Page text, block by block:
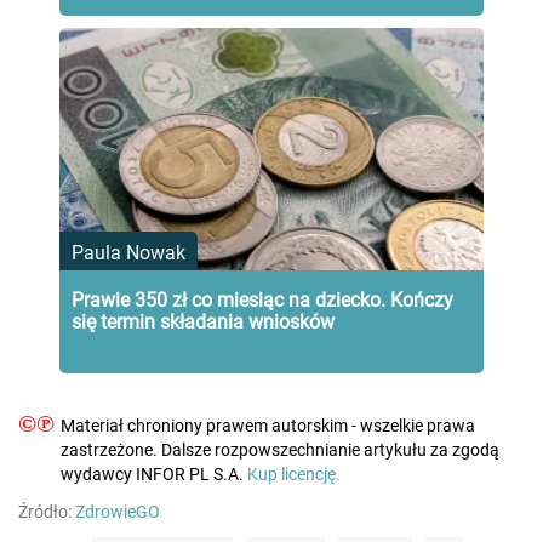
Paula Nowak
Prawie 350 zł co miesiąc na dziecko. Kończy
się termin składania wniosków
©℗ Materiał chroniony prawem autorskim - wszelkie prawa
zastrzeżone. Dalsze rozpowszechnianie artykułu za zgodą
wydawcy INFOR PL S.A. Kup licencję.
Źródło:ZdrowieGO